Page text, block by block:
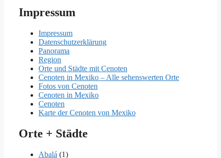
Impressum
Impressum
Datenschutzerklärung
Panorama
Region
Orte und Städte mit Cenoten
Cenoten in Mexiko – Alle sehenswerten Orte
Fotos von Cenoten
Cenoten in Mexiko
Cenoten
Karte der Cenoten von Mexiko
Orte + Städte
Abalá (1)